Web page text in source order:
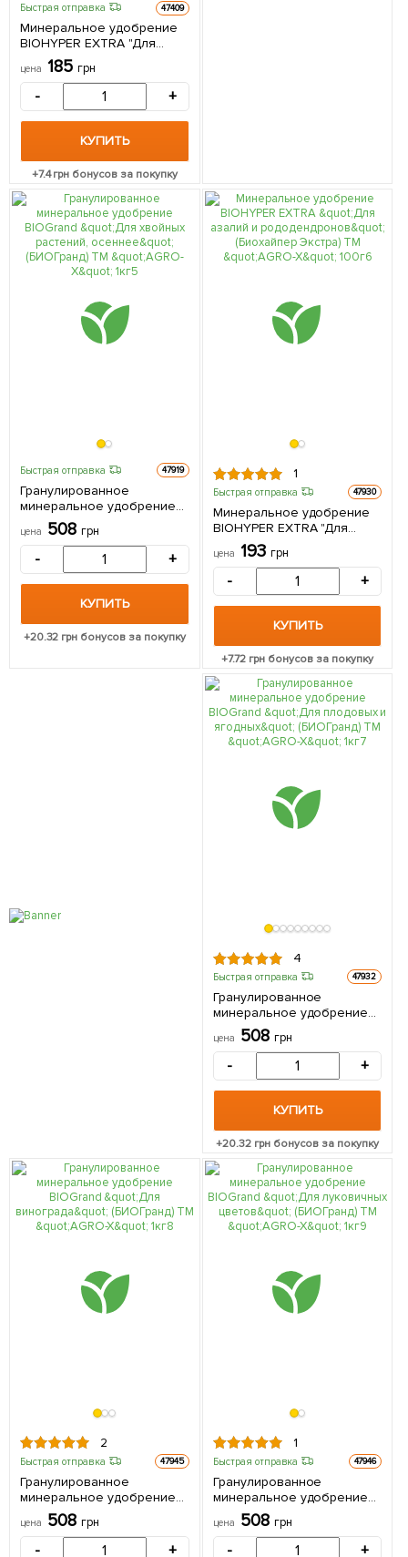
Быстрая отправка 47409
Минеральное удобрение
BIOHYPER EXTRA "Для
цветущих" (Биохайпер
Экстра) ТМ "AGRO-X" 100г
цена 185 грн
- +
КУПИТЬ
+7.4грн бонусов за покупку
Быстрая отправка 47919
Гранулированное
минеральное удобрение
BIOGrand "Для хвойных
растений, осеннее"
(БИОГранд) ТМ "AGRO-X" 1кг
цена 508 грн
- +
КУПИТЬ
+20.32 грн бонусов за покупку
1
Быстрая отправка 47930
Минеральное удобрение
BIOHYPER EXTRA "Для
азалий и рододендронов"
(Биохайпер Экстра) ТМ
"AGRO-X" 100г
цена 193 грн
- +
КУПИТЬ
+7.72 грн бонусов за покупку
4
Быстрая отправка 47932
Гранулированное
минеральное удобрение
BIOGrand "Для плодовых и
ягодных" (БИОГранд) ТМ
цена 508 грн
- +
КУПИТЬ
+20.32 грн бонусов за покупку
2
Быстрая отправка 47945
Гранулированное
минеральное удобрение
BIOGrand "Для винограда"
(БИОГранд) ТМ "AGRO-X" 1кг
цена 508 грн
- +
1
Быстрая отправка 47946
Гранулированное
минеральное удобрение
BIOGrand "Для луковичных
цветов" (БИОГранд) ТМ
цена 508 грн
- +